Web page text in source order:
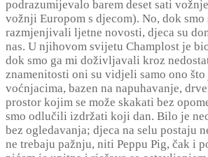
podrazumijevalo barem deset sati
vožnji Europom s djecom). No, dok smo
razmjenjivali ljetne novosti, djeca su
nas. U njihovom svijetu Champlost je
dok smo ga mi doživljavali kroz
znamenitosti oni su vidjeli samo ono
voćnjacima, bazen na napuhavanje,
prostor kojim se može skakati bez
smo odlučili izdržati koji dan. Bilo je
bez ogledavanja; djeca na selu postaju
ne trebaju pažnju, niti Peppu Pig, čak i